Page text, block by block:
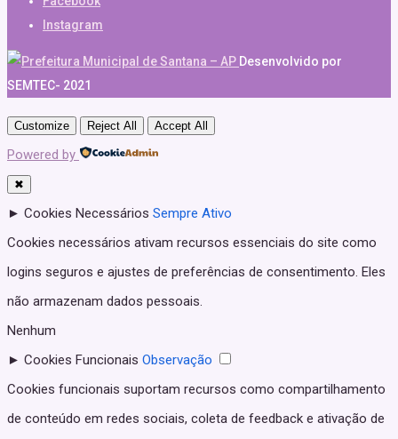
Instagram
Desenvolvido por
SEMTEC- 2021
Customize Reject All Accept All
Powered by
✖
► Cookies Necessários Sempre Ativo
Cookies necessários ativam recursos essenciais do site como
logins seguros e ajustes de preferências de consentimento. Eles
não armazenam dados pessoais.
Nenhum
► Cookies Funcionais Observação
Cookies funcionais suportam recursos como compartilhamento
de conteúdo em redes sociais, coleta de feedback e ativação de